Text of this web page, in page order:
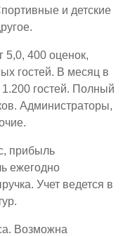
и детские
5,0, 400 оценок,
гостей. В месяц в
гостей. Полный
Администраторы,
прибыль
ежегодно
Учет ведется в
Возможна